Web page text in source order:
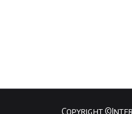
Copyright